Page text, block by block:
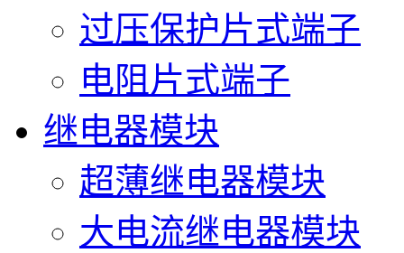
过压保护片式端子
电阻片式端子
继电器模块
超薄继电器模块
大电流继电器模块